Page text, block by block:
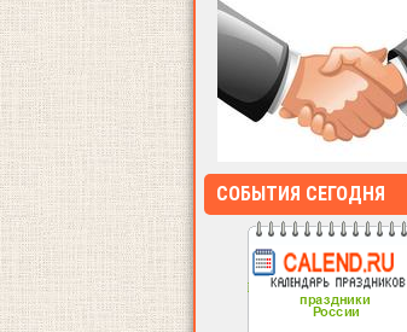
СОБЫТИЯ СЕГОДНЯ